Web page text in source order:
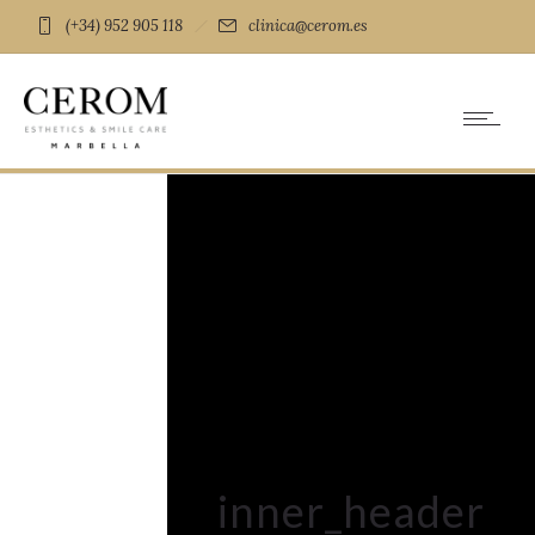
(+34) 952 905 118 clinica@cerom.es
inner_header